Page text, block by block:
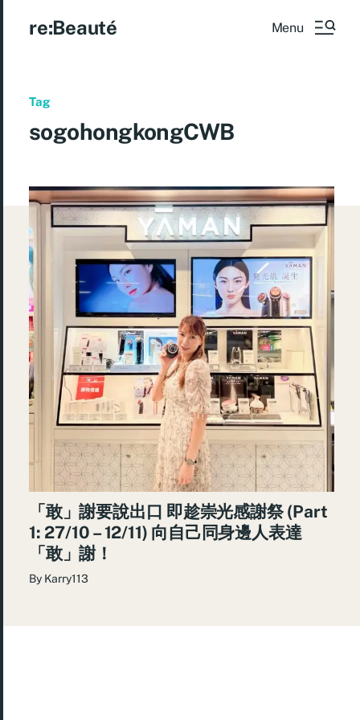
re:Beauté Menu
Tag
sogohongkongCWB
「敢」謝要說出口 即趁崇光感謝祭 (Part
1: 27/10 – 12/11) 向自己同身邊人表達
「敢」謝！
By Karry113